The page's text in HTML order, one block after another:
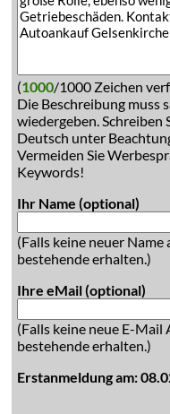
(1000/1000 Zeichen
Die Beschreibung muss
wiedergeben.
Deutsch unter
Vermeiden Sie
Keywords!
Ihr Name (optional)
(Falls keine neuer
bestehende erhalten.)
Ihre eMail (optional)
(Falls keine neue E-Mail
bestehende erhalten.)
Erstanmeldung am: